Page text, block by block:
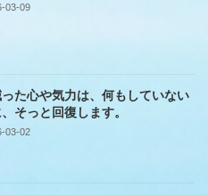
03-09
た心や気力は、何もしていない
そっと回復します。
03-02